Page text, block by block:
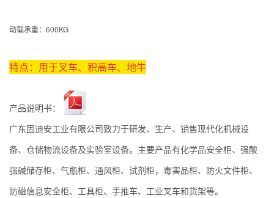
动载承重：600KG
特点：用于叉车、积高车、地牛
产品说明书：
广东固迪安工业有限公司致力于研发、生产、销售现代化机械设
备、仓储物流设备及实验室设备。主要产品有化学品安全柜、强酸
强碱储存柜、气瓶柜、通风柜、试剂柜，毒害品柜、防火文件柜、
防磁信息安全柜、工具柜、手推车、工业叉车和货架等。